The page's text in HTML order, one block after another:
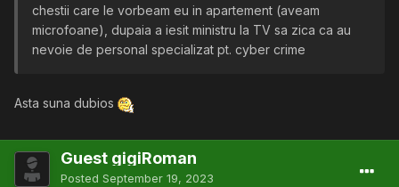
chestii care le vorbeam eu in apartement (aveam
microfoane), dupaia a iesit ministru la TV sa zica ca au
nevoie de personal specializat pt. cyber crime
Asta suna dubios
Guest gigiRoman
Posted September 19, 2023